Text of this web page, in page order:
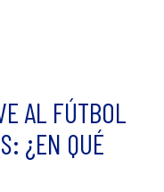
AL FÚTBOL
¿EN QUÉ